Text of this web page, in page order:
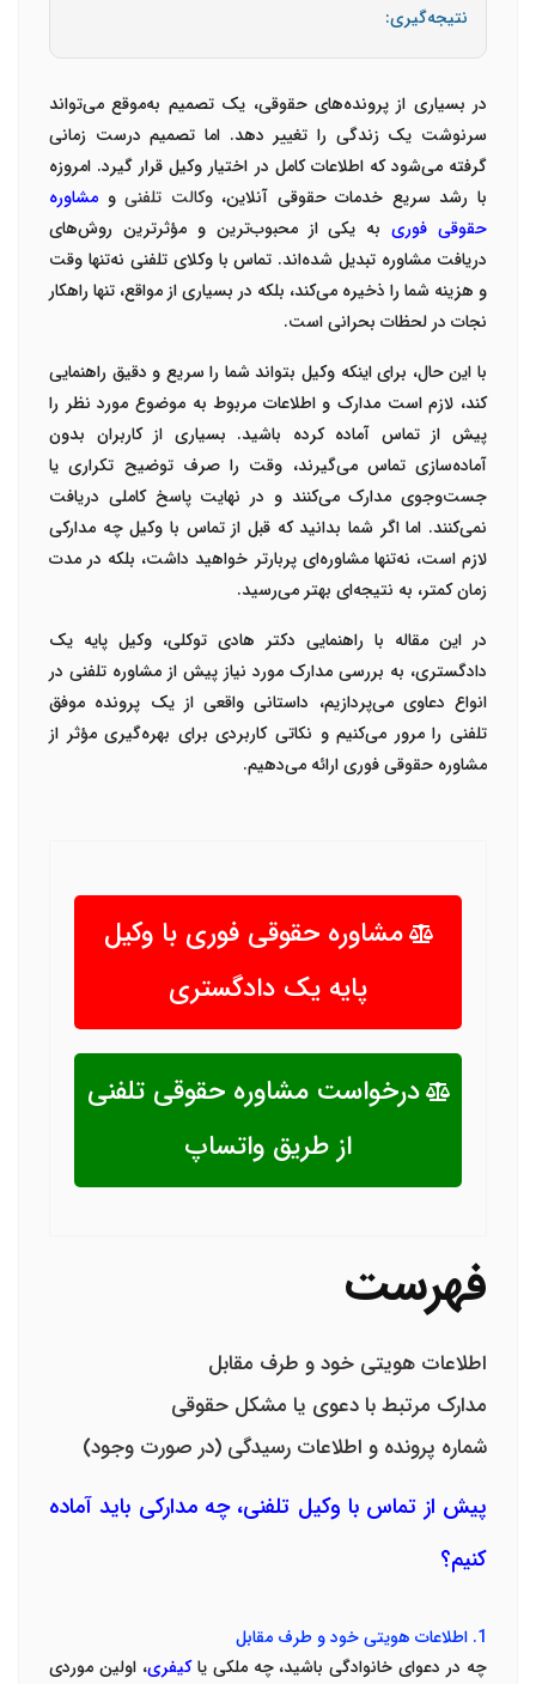
نتیجه‌گیری:
در بسیاری از پرونده‌های حقوقی، یک تصمیم به‌موقع می‌تواند
سرنوشت یک زندگی را تغییر دهد. اما تصمیم درست زمانی
گرفته می‌شود که اطلاعات کامل در اختیار وکیل قرار گیرد. امروزه
با رشد سریع خدمات حقوقی آنلاین، وکالت تلفنیو مشاوره
حقوقی فوریبه یکی از محبوب‌ترین و مؤثرترین روش‌های
دریافت مشاوره تبدیل شده‌اند. تماس باوکلای تلفنی نه‌تنها وقت
و هزینه شما را ذخیره می‌کند، بلکه در بسیاری از مواقع، تنها راهکار
نجات در لحظات بحرانی است.
با این حال، برای اینکه وکیل بتواند شما را سریع و دقیق راهنمایی
کند، لازم است مدارک و اطلاعات مربوط به موضوع مورد نظر را
پیش از تماس آماده کرده باشید. بسیاری از کاربران بدون
آماده‌سازی تماس می‌گیرند، وقت را صرف توضیح تکراری یا
جست‌وجوی مدارک می‌کنند و در نهایت پاسخ کاملی دریافت
نمی‌کنند. اما اگر شما بدانید که قبل از تماس با وکیل چه مدارکی
لازم است، نه‌تنها مشاوره‌ای پربارتر خواهید داشت، بلکه در مدت
زمان کمتر، به نتیجه‌ای بهتر می‌رسید.
در این مقاله با راهنمایی دکتر هادی توکلی، وکیل پایه یک
دادگستری، به بررسی مدارک مورد نیاز پیش از مشاوره تلفنی در
انواع دعاوی می‌پردازیم، داستانی واقعی از یک پرونده موفق
تلفنی را مرور می‌کنیم و نکاتی کاربردی برای بهره‌گیری مؤثر از
مشاوره حقوقی فوری ارائه می‌دهیم.
مشاوره حقوقی فوری با وکیل
پایه یک دادگستری
درخواست مشاوره حقوقی تلفنی
از طریق واتساپ
فهرست
اطلاعات هویتی خود و طرف مقابل
مدارک مرتبط با دعوی یا مشکل حقوقی
شماره پرونده و اطلاعات رسیدگی (در صورت وجود)
پیش از تماس با وکیل تلفنی، چه مدارکی باید آماده
کنیم؟
1. اطلاعات هویتی خود و طرف مقابل
چه در دعوای خانوادگی باشید، چه ملکی یاکیفری، اولین موردی